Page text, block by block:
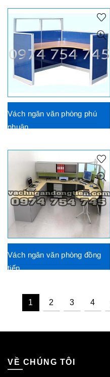
Vách ngăn văn phòng phú
nhuận
Vách ngăn văn phòng đồng
tiến
1 2 3 4
VỀ CHÚNG TÔI